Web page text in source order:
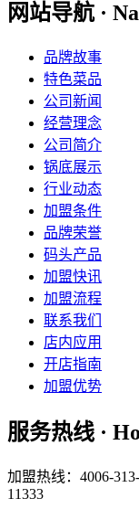
网站导航 ·
品牌故事
特色菜品
公司新闻
经营理念
公司简介
锅底展示
行业动态
加盟条件
品牌荣誉
码头产品
加盟快讯
加盟流程
联系我们
店内应用
开店指南
加盟优势
服务热线 ·
加盟热线：4006-
11333